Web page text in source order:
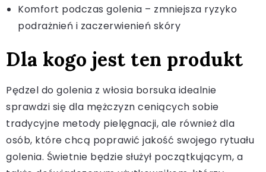
Komfort podczas golenia – zmniejsza ryzyko
podrażnień i zaczerwienień skóry
Dla kogo jest ten produkt
Pędzel do golenia z włosia borsuka idealnie
sprawdzi się dla mężczyzn ceniących sobie
tradycyjne metody pielęgnacji, ale również dla
osób, które chcą poprawić jakość swojego rytuału
golenia. Świetnie będzie służył początkującym, a